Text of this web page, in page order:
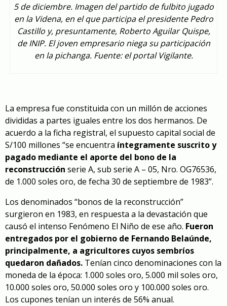
5 de diciembre. Imagen del partido de fulbito jugado
en la Videna, en el que participa el presidente Pedro
Castillo y, presuntamente, Roberto Aguilar Quispe,
de INIP. El joven empresario niega su participación
en la pichanga. Fuente: el portal Vigilante.
La empresa fue constituida con un millón de acciones
divididas a partes iguales entre los dos hermanos. De
acuerdo a la ficha registral, el supuesto capital social de
S/100 millones “se encuentra íntegramente suscrito y
pagado mediante el aporte del bono de la
reconstrucción serie A, sub serie A – 05, Nro. OG76536,
de 1.000 soles oro, de fecha 30 de septiembre de 1983”.
Los denominados “bonos de la reconstrucción”
surgieron en 1983, en respuesta a la devastación que
causó el intenso Fenómeno El Niño de ese año. Fueron
entregados por el gobierno de Fernando Belaúnde,
principalmente, a agricultores cuyos sembríos
quedaron dañados. Tenían cinco denominaciones con la
moneda de la época: 1.000 soles oro, 5.000 mil soles oro,
10.000 soles oro, 50.000 soles oro y 100.000 soles oro.
Los cupones tenían un interés de 56% anual.